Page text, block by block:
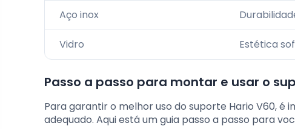
Aço inox
Vidro Estética
Passo a passo para montar e usar o
Para garantir o melhor uso do suporte Hario V60,
adequado. Aqui está um guia passo a passo para